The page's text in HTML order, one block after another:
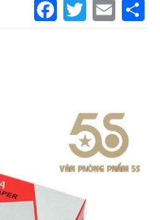
FacebookTwitterEmail